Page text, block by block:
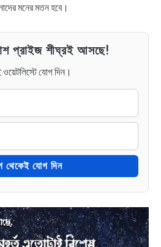
মনের মতন হবে।
প্রাইজ শীঘ্রই আসছে!
যোগ দিন।
থেকেই যোগ দিন